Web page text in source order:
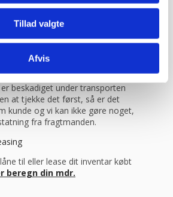
Tillad valgte
Afvis
varen tilsendt, skal du huske at
eventuelle skader før du skriver
Du kan eventuelt bede om at få
forbehold”. Det betyder at du har
skader du måtte have set
skyldes transporten. Derefter
du kan ringe til os. Hvis du
beskadiget under transporten
at tjekke det først, så er det
kunde og vi kan ikke gøre noget,
fra fragtmanden.
til eller lease dit inventar købt
beregn din mdr.